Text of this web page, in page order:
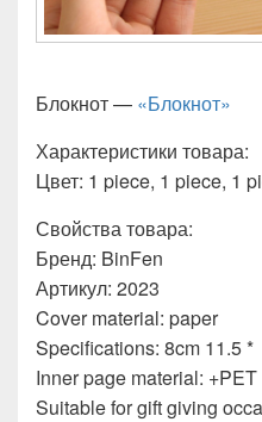
Блокнот — «Блокнот»
Характеристики товара:
Цвет: 1 piece, 1 piece, 1
Свойства товара:
Бренд: BinFen
Артикул: 2023
Cover material: paper
Specifications: 8cm 11.5 *
Inner page material: +PET
Suitable for gift giving